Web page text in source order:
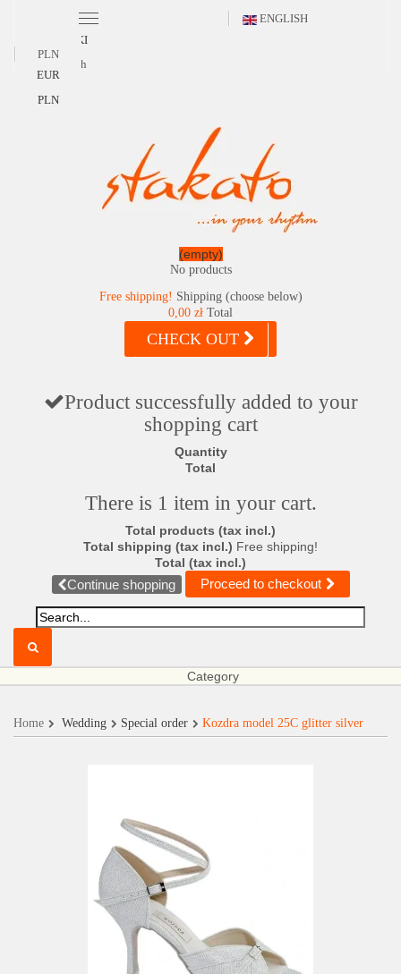
ENGLISH
POLSKI
English
PLN
EUR
PLN
(empty)
No products
Free shipping! Shipping (choose below)
0,00 zł Total
CHECK OUT
Product successfully added to your
shopping cart
Quantity
Total
There is 1 item in your cart.
Total products (tax incl.)
Total shipping (tax incl.) Free shipping!
Total (tax incl.)
Continue shopping Proceed to checkout
Category
Home Wedding Special order Kozdra model 25C glitter silver